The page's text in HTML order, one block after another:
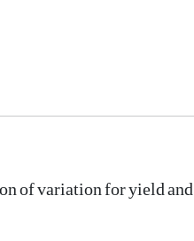
of variation for yield